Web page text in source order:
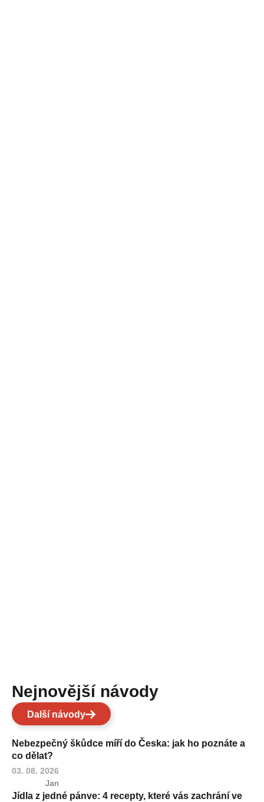
Nejnovější návody
Další návody
Nebezpečný škůdce míří do Česka: jak ho poznáte a
co dělat?
03. 08. 2026
Jan
Jídla z jedné pánve: 4 recepty, které vás zachrání ve